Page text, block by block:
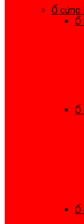
Ổ cứng
Ổ
Ổ